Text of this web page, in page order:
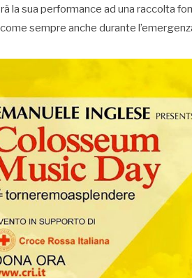
la sua performance ad una raccolta
sempre anche durante